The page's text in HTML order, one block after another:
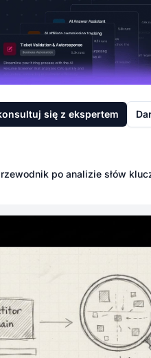
się z ekspertem
po analizie słów